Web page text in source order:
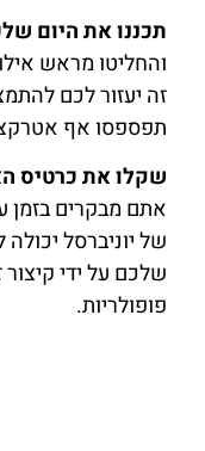
תכננו את היום
והחליטו מראש
זה יעזור לכם
תפספסו אף
שקלו את כרטיס
אתם מבקרים
של יוניברסל
שלכם על ידי
פופולריות.